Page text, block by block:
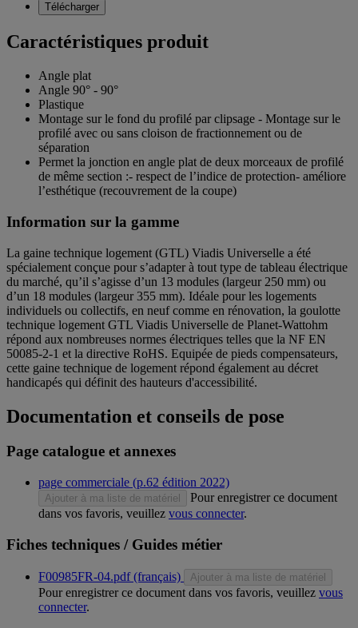
Télécharger
Caractéristiques produit
Angle plat
Angle 90° - 90°
Plastique
Montage sur le fond du profilé par clipsage - Montage sur le
profilé avec ou sans cloison de fractionnement ou de
séparation
Permet la jonction en angle plat de deux morceaux de profilé
de même section :- respect de l’indice de protection- améliore
l’esthétique (recouvrement de la coupe)
Information sur la gamme
La gaine technique logement (GTL) Viadis Universelle a été
spécialement conçue pour s’adapter à tout type de tableau électrique
du marché, qu’il s’agisse d’un 13 modules (largeur 250 mm) ou
d’un 18 modules (largeur 355 mm). Idéale pour les logements
individuels ou collectifs, en neuf comme en rénovation, la goulotte
technique logement GTL Viadis Universelle de Planet-Wattohm
répond aux nombreuses normes électriques telles que la NF EN
50085-2-1 et la directive RoHS. Equipée de pieds compensateurs,
cette gaine technique de logement répond également au décret
handicapés qui définit des hauteurs d'accessibilité.
Documentation et conseils de pose
Page catalogue et annexes
page commerciale (p.62 édition 2022)
Ajouter à ma liste de matériel
Pour enregistrer ce document
dans vos favoris, veuillez vous connecter.
Fiches techniques / Guides métier
F00985FR-04.pdf (français) Ajouter à ma liste de matériel
Pour enregistrer ce document dans vos favoris, veuillez vous
connecter.